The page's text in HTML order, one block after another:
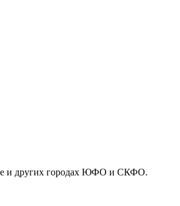
и других городах ЮФО и СКФО.